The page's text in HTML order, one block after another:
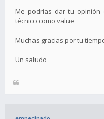
Me podrías dar tu opinión
técnico como value
Muchas gracias por tu
Un saludo